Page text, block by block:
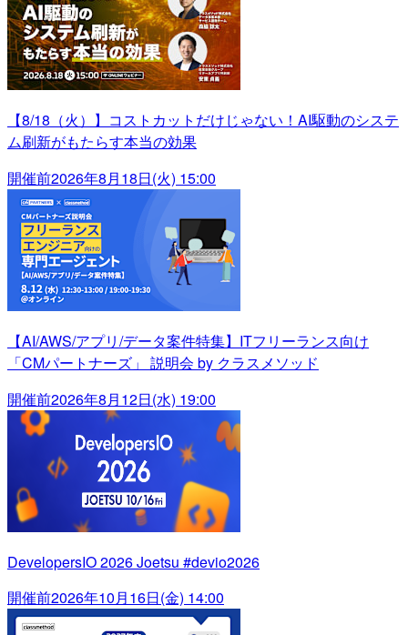
【8/18（火）】コストカットだけじゃない！AI駆動のシステ
ム刷新がもたらす本当の効果
開催前2026年8月18日(火) 15:00
【AI/AWS/アプリ/データ案件特集】ITフリーランス向け
「CMパートナーズ」 説明会 by クラスメソッド
開催前2026年8月12日(水) 19:00
DevelopersIO 2026 Joetsu #devio2026
開催前2026年10月16日(金) 14:00